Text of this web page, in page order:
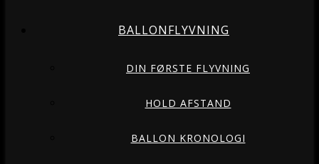
BALLONFLYVNING
DIN FØRSTE FLYVNING
HOLD AFSTAND
BALLON KRONOLOGI